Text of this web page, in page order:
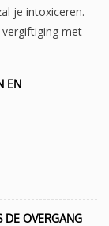
je intoxiceren.
met
EN
DE OVERGANG